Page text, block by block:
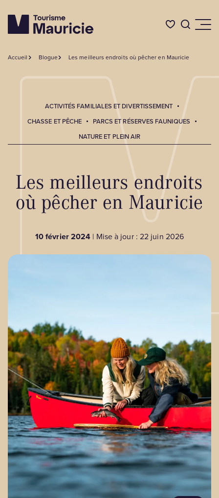
Zone médias
Espace membres
EN
Où dormir
Où manger
Événements
L'été en Mauricie
Accueil Blogue Les meilleurs endroits où pêcher en Mauricie
ACTIVITÉS FAMILIALES ET DIVERTISSEMENT
CHASSE ET PÊCHE
PARCS ET RÉSERVES FAUNIQUES
NATURE ET PLEIN AIR
Les meilleurs endroits
où pêcher en Mauricie
10 février 2024 | Mise à jour : 22 juin 2026